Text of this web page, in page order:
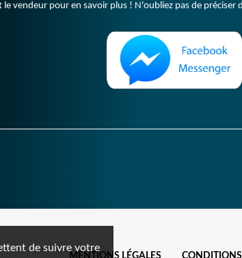
de suivre votre
vendeur pour en savoir plus ! N'oubliez pas de